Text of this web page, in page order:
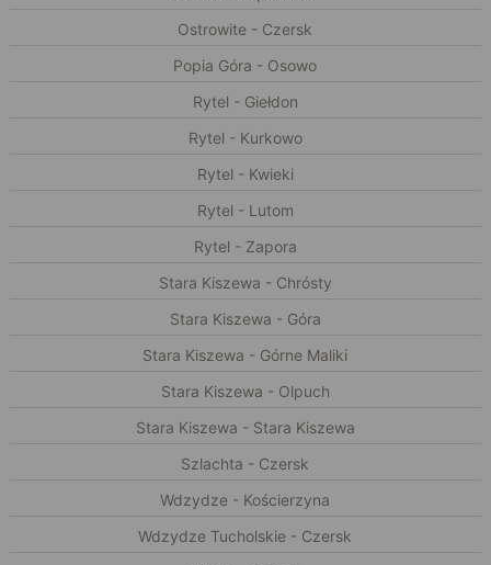
Ostrowite - Czersk
Popia Góra - Osowo
Rytel - Giełdon
Rytel - Kurkowo
Rytel - Kwieki
Rytel - Lutom
Rytel - Zapora
Stara Kiszewa - Chrósty
Stara Kiszewa - Góra
Stara Kiszewa - Górne Maliki
Stara Kiszewa - Olpuch
Stara Kiszewa - Stara Kiszewa
Szlachta - Czersk
Wdzydze - Kościerzyna
Wdzydze Tucholskie - Czersk